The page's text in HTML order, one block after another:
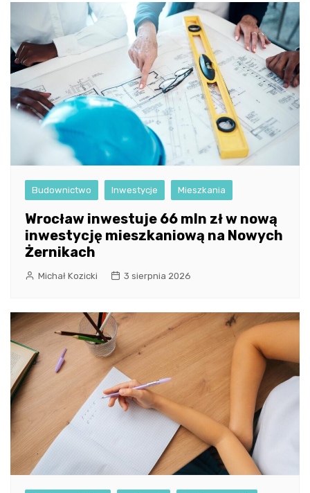
Budownictwo Inwestycje Mieszkania
Wrocław inwestuje 66 mln zł w nową
inwestycję mieszkaniową na Nowych
Żernikach
Michał Kozicki 3 sierpnia 2026